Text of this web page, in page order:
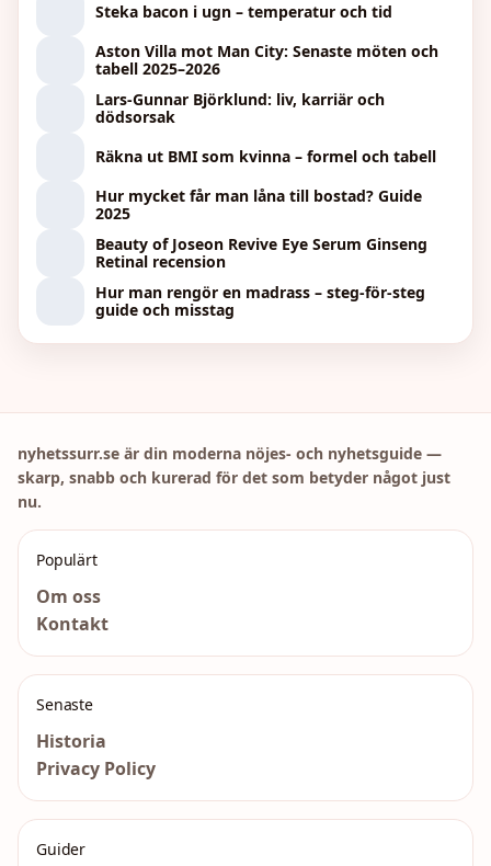
Steka bacon i ugn – temperatur och tid
Aston Villa mot Man City: Senaste möten och
tabell 2025–2026
Lars-Gunnar Björklund: liv, karriär och
dödsorsak
Räkna ut BMI som kvinna – formel och tabell
Hur mycket får man låna till bostad? Guide
2025
Beauty of Joseon Revive Eye Serum Ginseng
Retinal recension
Hur man rengör en madrass – steg-för-steg
guide och misstag
nyhetssurr.se är din moderna nöjes- och nyhetsguide —
skarp, snabb och kurerad för det som betyder något just
nu.
Populärt
Om oss
Kontakt
Senaste
Historia
Privacy Policy
Guider